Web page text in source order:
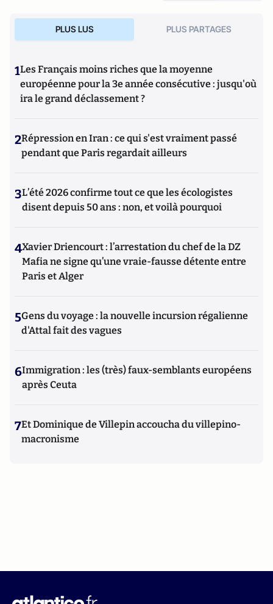
PLUS LUS PLUS PARTAGES
1Les Français moins riches que la moyenne
européenne pour la 3e année consécutive : jusqu'où
ira le grand déclassement ?
2Répression en Iran : ce qui s'est vraiment passé
pendant que Paris regardait ailleurs
3L’été 2026 confirme tout ce que les écologistes
disent depuis 50 ans : non, et voilà pourquoi
4Xavier Driencourt : l’arrestation du chef de la DZ
Mafia ne signe qu’une vraie-fausse détente entre
Paris et Alger
5Gens du voyage : la nouvelle incursion régalienne
d'Attal fait des vagues
6Immigration : les (très) faux-semblants européens
après Ceuta
7Et Dominique de Villepin accoucha du villepino-
macronisme